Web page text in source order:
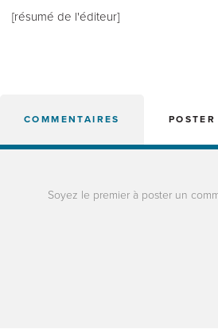
[résumé de l'éditeur]
COMMENTAIRES
Soyez le premier à poster un